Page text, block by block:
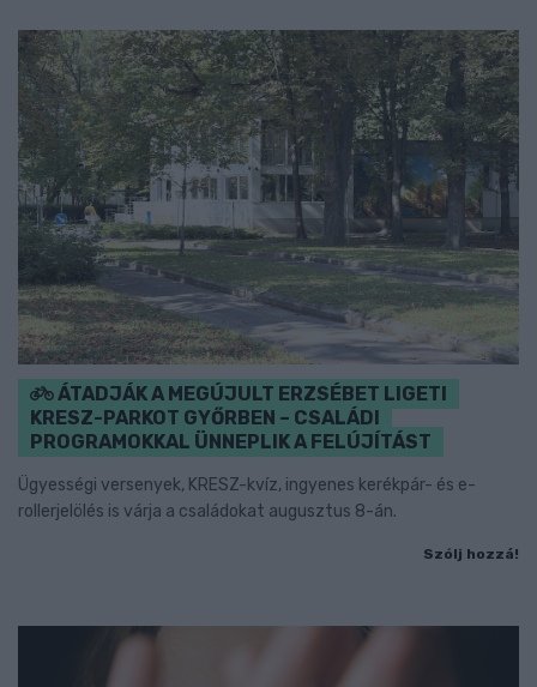
ÁTADJÁK A MEGÚJULT ERZSÉBET LIGETI
KRESZ-PARKOT GYŐRBEN – CSALÁDI
PROGRAMOKKAL ÜNNEPLIK A FELÚJÍTÁST
Ügyességi versenyek, KRESZ-kvíz, ingyenes kerékpár- és e-
rollerjelölés is várja a családokat augusztus 8-án.
Szólj hozzá!